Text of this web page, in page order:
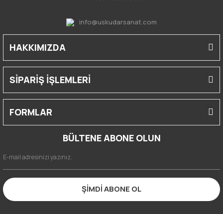
info@uskudarsanat.com
HAKKIMIZDA
SİPARİŞ İŞLEMLERİ
FORMLAR
BÜLTENE ABONE OLUN
ŞİMDİ ABONE OL